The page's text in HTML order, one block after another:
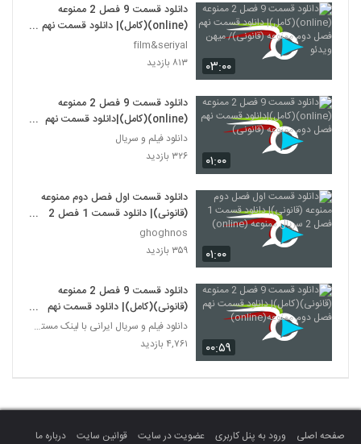
۰۳:۰۰
دانلود قسمت 9 فصل 2 ممنوعه
(online)(کامل)| دانلود قسمت نهم
فصل دوم ممنوعه (قانونی)/ میهن
ویدئو
film&seriyal
۸۱۳ بازدید
۰۱:۰۰
دانلود قسمت 9 فصل 2 ممنوعه
(online)(کامل)|دانلود قسمت نهم
فصل دوم ممنوعه (قانونی)
دانلود فیلم و سریال
۳۲۶ بازدید
۰۱:۰۰
دانلود قسمت اول فصل دوم ممنوعه
(قانونی)| دانلود قسمت 1 فصل 2
سریال ممنوعه (online)
ghoghnos
۳۵۹ بازدید
۰۰:۵۹
دانلود قسمت 9 فصل 2 ممنوعه
(قانونی)(کامل)| دانلود قسمت نهم
فصل دوم ممنوعه(online)
دانلود فیلم و سریال ایرانی با لینک مستقیم
۴,۷۶۱ بازدید
صفحه اصلی ورود به پنل کاربری عضویت در سایت قوانین سایت درباره ما